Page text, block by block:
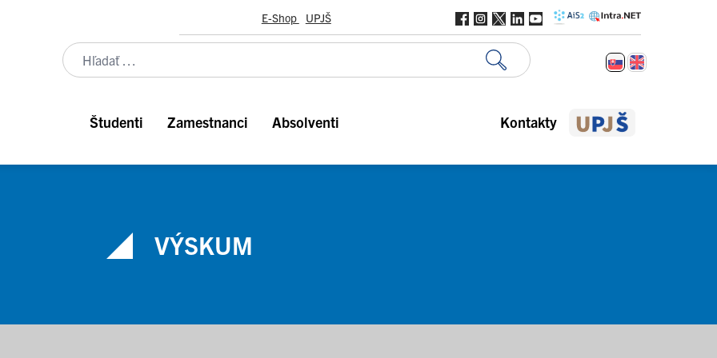
E-Shop UPJŠ
Študenti Zamestnanci Absolventi Kontakty
VÝSKUM